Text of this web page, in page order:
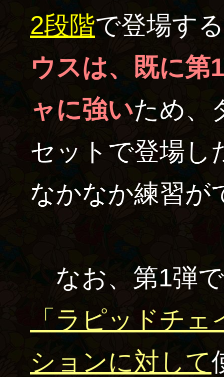
2段階で登場す
ウスは、既に第
ャに強いため、
セットで登場し
なかなか練習が
なお、第1弾
「ラピッドチ
ションに対して